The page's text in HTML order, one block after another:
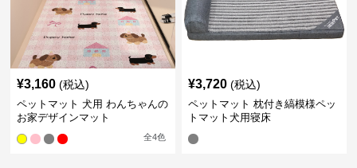
¥3,160 (税込)
ペットマット 犬用 わんちゃんの
お家デザインマット
全4色
¥3,720 (税込)
ペットマット 枕付き縞模様ペッ
トマット犬用寝床